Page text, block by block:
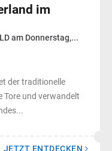
im
am Donnerstag,...
der traditionelle
Tore und verwandelt
JETZT ENTDECKEN